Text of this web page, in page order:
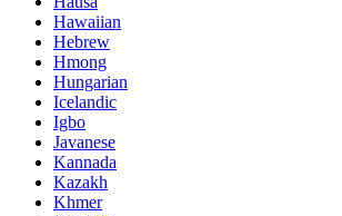
Hawaiian
Hebrew
Hmong
Hungarian
Icelandic
Igbo
Javanese
Kannada
Kazakh
Khmer